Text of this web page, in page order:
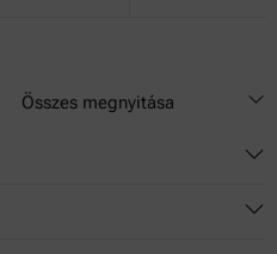
Összes megnyitása